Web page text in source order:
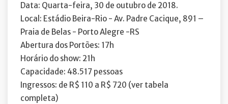
Data: Quarta-feira, 30 de outubro de 2018.
Local: Estádio Beira-Rio - Av. Padre Cacique, 891 –
Praia de Belas - Porto Alegre -RS
Abertura dos Portões: 17h
Horário do show: 21h
Capacidade: 48.517 pessoas
Ingressos: de R$ 110 a R$ 720 (ver tabela
completa)